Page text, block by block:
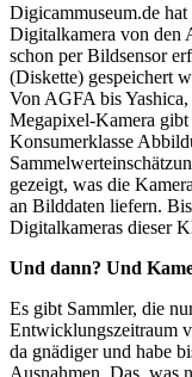
Digicammuseum.de
Digitalkamera von den
schon per Bildsensor
(Diskette) gespeichert
Von AGFA bis
Megapixel-Kamera
Konsumerklasse
gezeigt, was die
an Bilddaten liefern.
Digitalkameras dieser
Und dann? Und
Es gibt Sammler, die
Entwicklungszeitraum
da gnädiger und habe
Ausnahmen. Das, was